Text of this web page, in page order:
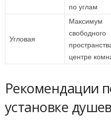
по углам
Угловая
Максимум
свободного
центре
Рекомендации
установке